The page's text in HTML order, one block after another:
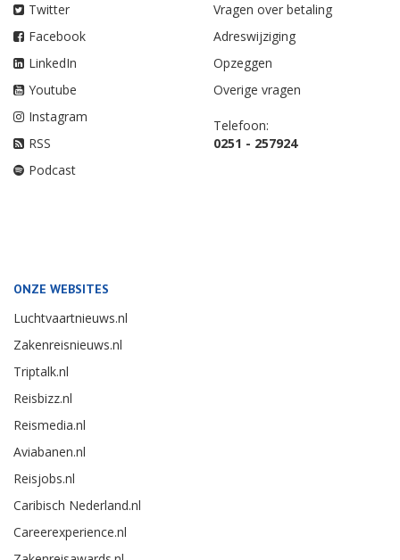
Twitter
Facebook
LinkedIn
Youtube
Instagram
RSS
Podcast
Vragen over betaling
Adreswijziging
Opzeggen
Overige vragen
Telefoon:
0251 - 257924
ONZE WEBSITES
Luchtvaartnieuws.nl
Zakenreisnieuws.nl
Triptalk.nl
Reisbizz.nl
Reismedia.nl
Aviabanen.nl
Reisjobs.nl
Caribisch Nederland.nl
Careerexperience.nl